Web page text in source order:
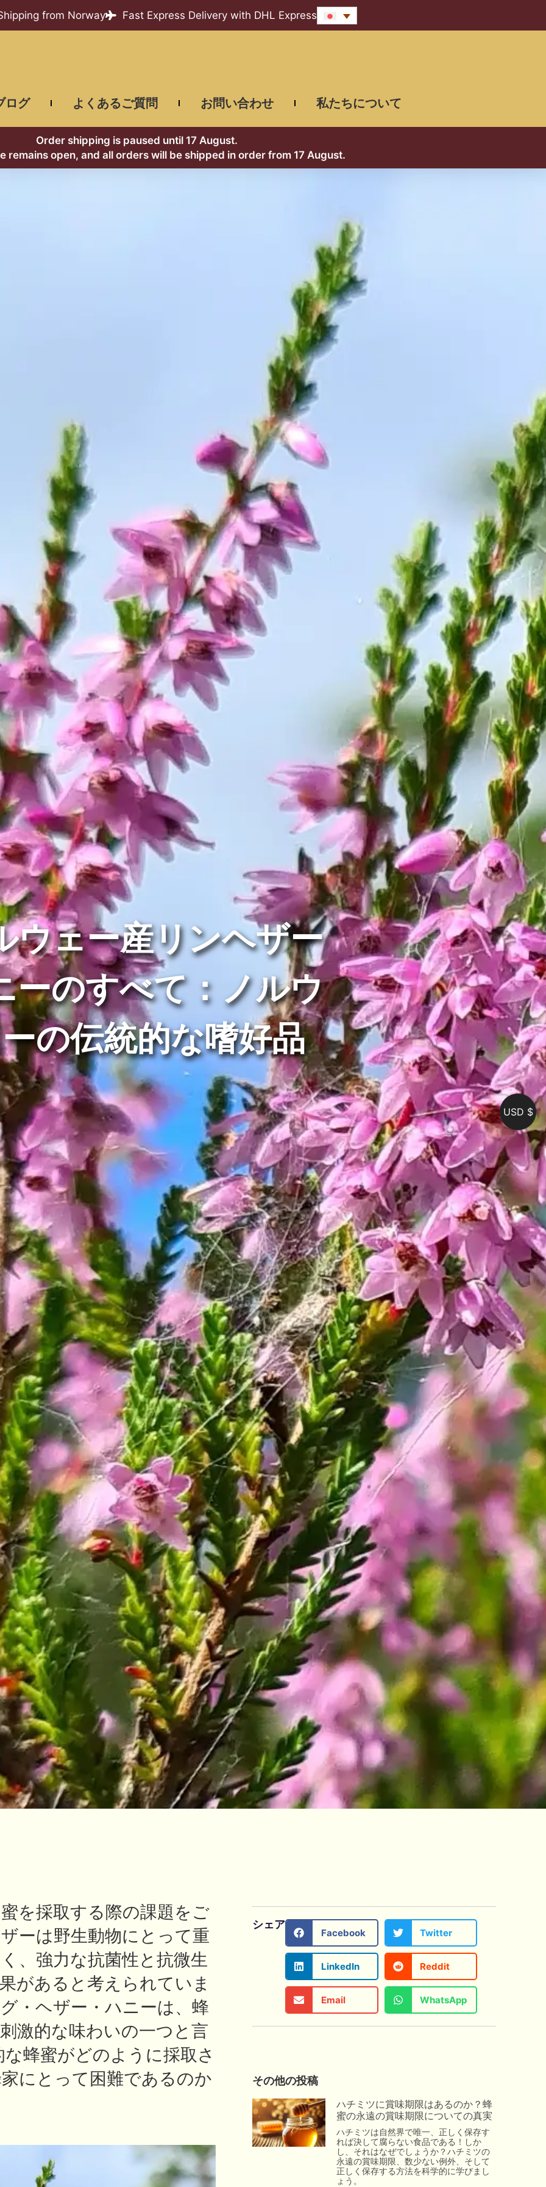
from Norway Fast Express Delivery with DHL Express
ログ よくあるご質問 お問い合わせ 私たちについて
Order shipping is paused until 17 August.
remains open, and all orders will be shipped in order from 17 August.
ウェー産リンヘザー
ーのすべて：ノルウ
の伝統的な嗜好品
を採取する際の課題をご
ーは野生動物にとって重
、強力な抗菌性と抗微生
があると考えられていま
・ヘザー・ハニーは、蜂
激的な味わいの一つと言
蜂蜜がどのように採取さ
にとって困難であるのか
シェア
Facebook Twitter
LinkedIn Reddit
Email WhatsApp
その他の投稿
ハチミツに賞味期限はあるのか？蜂
蜜の永遠の賞味期限についての真実
ハチミツは自然界で唯一、正しく保存す
れば決して腐らない食品である！しか
し、それはなぜでしょうか？ハチミツの
永遠の賞味期限、数少ない例外、そして
正しく保存する方法を科学的に学びまし
ょう。
USD $